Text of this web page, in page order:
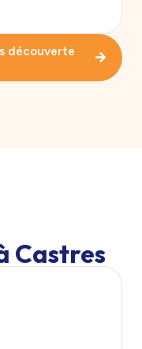
découverte
Castres